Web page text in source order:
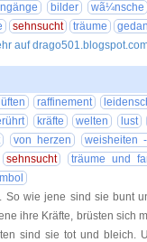
bilder
wã¼nsche
sehnsucht träume
auf
raffinement
kräfte welten
lust
von herzen
weisheiten
sehnsucht
träume und
wie jene sind sie bunt
ihre Kräfte, brüsten sich
sind sie tot und bleich.